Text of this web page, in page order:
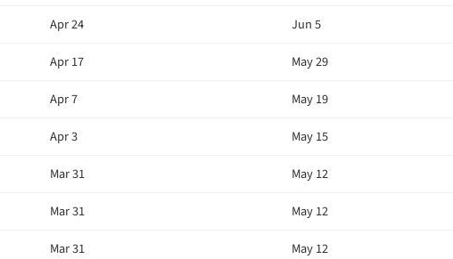
Apr 24 Jun 5
Apr 17 May 29
Apr 7 May 19
Apr 3 May 15
Mar 31 May 12
Mar 31 May 12
Mar 31 May 12